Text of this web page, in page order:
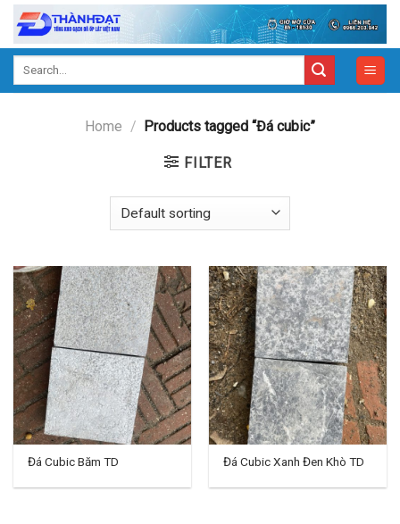
Skip
content
Home / Products tagged “Đá cubic”
FILTER
Đá Cubic Băm TD Đá Cubic Xanh Đen Khò TD